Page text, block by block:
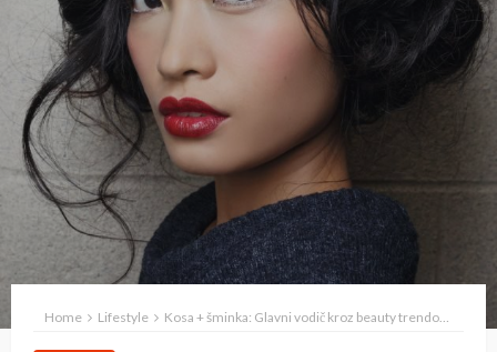
Home Lifestyle Kosa + šminka: Glavni vodič kroz beauty trendove za jesen i zimu